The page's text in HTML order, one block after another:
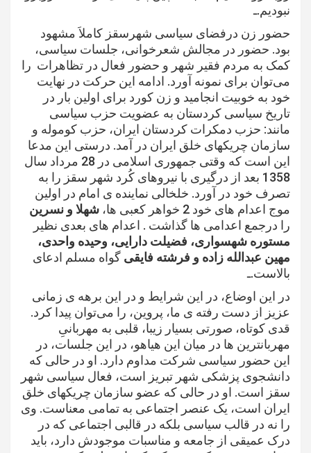
نبودیم.ـ
حضور زن درفضای سیاسی شهرسقز کاملاَ مشهود
بود. حضور در مجالش شعرخوانی، جلسات سیاسی،
کمک به مردم فقیر شهر و حضور فعال در تظاهرات را
می‌توان برای نمونه آورد. ادامه این حرکت در نهایت
خود به خوبیت انجامید و زن کورد برای اولین بار در
تاریخ سیاسی کردستان به عضویت حزب سیاسی
مانند: حزب دمکرات کردستان ایران، حزب کوموله و
سازمان چریکهای خلق ایران در آمد. درستی این مدعا
این است که وقتی جمهوری اسلامی در 28 مرداد سال
1358 بعد از درگیری با نیروهای کُرد شهر سقز را به
تصرف خود در آورد. خلخالی نماینده ی امام در اولین
موج اعدام های خود 2 خواهر کعبی ها،
شهلا و نسرین
را درجمع اعدامی ها گذاشت . اعدام های بعدی نظیر
مستوره شهسواری، فضیلت دارایی، وحیده واحدی،
مهین عبدالله زاده و فرشته فایقی گواه مسلم ادعای
بالاست.ـ
در این اوضاع، در این شرایط و در این برهه ی زمانی
عزیز از دست رفته ی ما، پروین، را می‌توان پیدا کرد.
قدی کوتاه، صورتی بسیار زیبا، قلبی به مهربانیِ
مهربانترین ها در میان این هیاهو، در این جلسات، در
این حضور سیاسی شرکت مداوم دارد. او در حالی که
دانشجوی پزشکی شهر تبریز است، فعال سیاسی شهر
سقز است. او در حالی که عضو سازمان چریکهای خلق
ایران است، یک عنصر اجتماعی به تمامی معناست. وی
را نه در قالب سیاسی بلکه در قالبی اجتماعی که در
درک عمیقی از جامعه و مناسبات موجودش دارد، باید